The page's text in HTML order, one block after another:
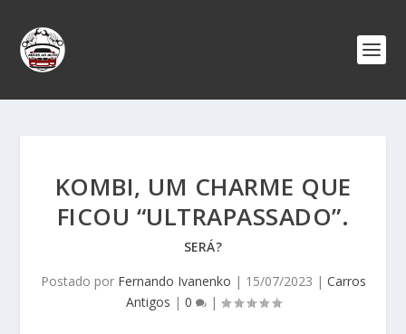
KOMBI, UM CHARME QUE
FICOU “ULTRAPASSADO”.
SERÁ?
Postado por Fernando Ivanenko | 15/07/2023 | Carros
Antigos | 0 |